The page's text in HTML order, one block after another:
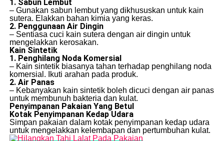
1. Sabun Lembut
– Gunakan sabun lembut yang dikhususkan untuk kain
sutera. Elakkan bahan kimia yang keras.
2. Penggunaan Air Dingin
– Sentiasa cuci kain sutera dengan air dingin untuk
mengelakkan kerosakan.
Kain Sintetik
1. Penghilang Noda Komersial
– Kain sintetik biasanya tahan terhadap penghilang noda
komersial. Ikuti arahan pada produk.
2. Air Panas
– Kebanyakan kain sintetik boleh dicuci dengan air panas
untuk membunuh bakteria dan kulat.
Penyimpanan Pakaian Yang Betul
Kotak Penyimpanan Kedap Udara
Simpan pakaian dalam kotak penyimpanan kedap udara
untuk mengelakkan kelembapan dan pertumbuhan kulat.